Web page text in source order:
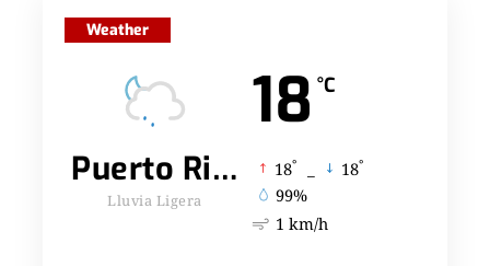
Weather
18 °C
Puerto Rico
Lluvia Ligera
18° 18°
99%
1 km/h